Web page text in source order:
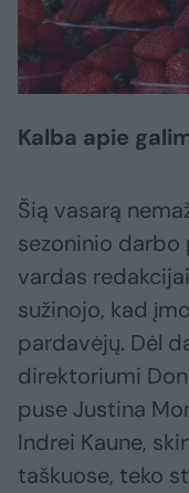
Kalba apie
Šią vasarą
sezoninio darbo
vardas
sužinojo, kad
pardavėjų. Dėl
direktoriumi
puse Justina
Indrei Kaune,
taškuose, teko